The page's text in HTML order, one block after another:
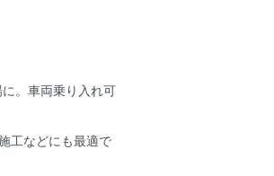
。車両乗り入れ可
工などにも最適で